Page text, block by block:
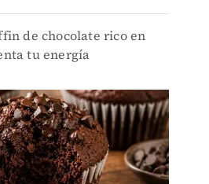
de chocolate rico en
tu energía